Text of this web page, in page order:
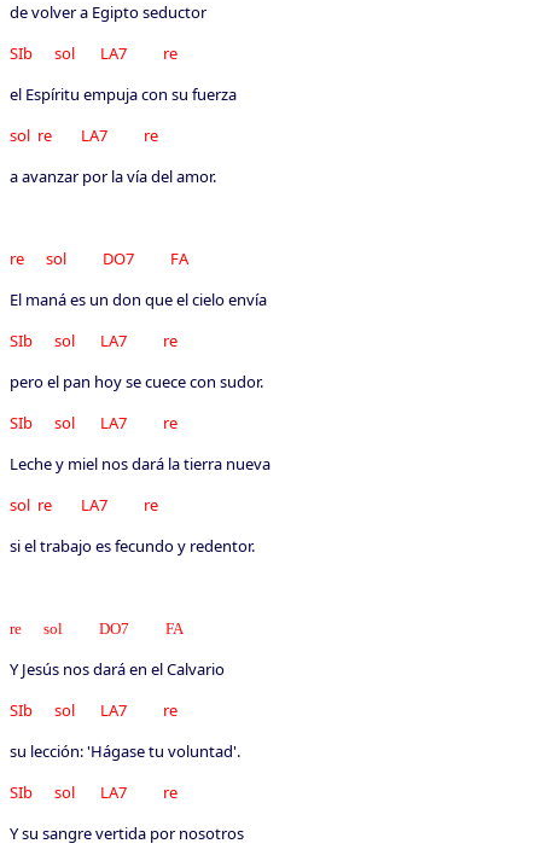
de volver a Egipto seductor
SIb sol LA7 re
el Espíritu empuja con su fuerza
sol re LA7 re
a avanzar por la vía del amor.
re sol DO7 FA
El maná es un don que el cielo envía
SIb sol LA7 re
pero el pan hoy se cuece con sudor.
SIb sol LA7 re
Leche y miel nos dará la tierra nueva
sol re LA7 re
si el trabajo es fecundo y redentor.
re sol DO7 FA
Y Jesús nos dará en el Calvario
SIb sol LA7 re
su lección: 'Hágase tu voluntad'.
SIb sol LA7 re
Y su sangre vertida por nosotros